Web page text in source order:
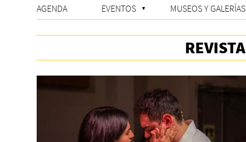
AGENDA EVENTOS MUSEOS Y GALERÍAS
REVISTA